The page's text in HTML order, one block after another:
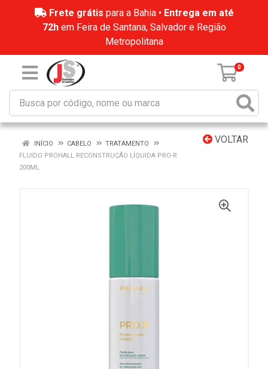
Frete grátis para a Bahia • Entrega em até
72hem Feira de Santana, Salvador e Região
Metropolitana
0
VOLTAR
INÍCIO CABELO
TRATAMENTO
FLUIDO PROHALL RECONSTRUÇÃO LÍQUIDA PRO-R
200ML